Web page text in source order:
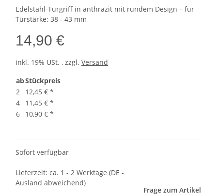
Edelstahl-Türgriff in anthrazit mit rundem Design – für
Türstärke: 38 - 43 mm
14,90 €
inkl. 19% USt. , zzgl. Versand
abStückpreis
2
12,45 € *
4
11,45 € *
6
10,90 € *
Sofort verfügbar
Lieferzeit: ca. 1 - 2 Werktage (DE -
Ausland abweichend)
Frage zum Artikel